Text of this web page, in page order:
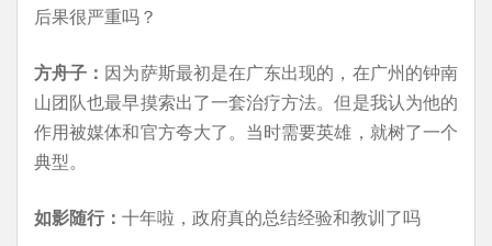
后果很严重吗？
方舟子： 因为萨斯最初是在广东出现的，在广州的钟南
山团队也最早摸索出了一套治疗方法。但是我认为他的
作用被媒体和官方夸大了。当时需要英雄，就树了一个
典型。
如影随行： 十年啦，政府真的总结经验和教训了吗